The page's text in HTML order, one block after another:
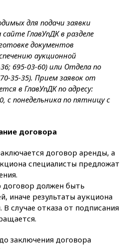
для подачи заявки
ГлавУпДК в разделе
документов
аукционной
695-03-60) или Отдела по
35-35). Прием заявок от
в ГлавУпДК по адресу:
с понедельника по пятницу с
договора
договор аренды, а
специалисты предложат
договор должен быть
иначе результаты аукциона
случае отказа от подписания
заключения договора